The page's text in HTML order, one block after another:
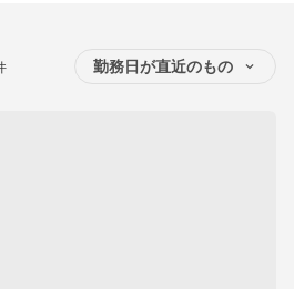
勤務日が直近のもの